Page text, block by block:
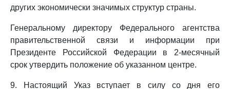
других экономически значимых структур страны.
Генеральному директору Федерального агентства
правительственной связи и информации при
Президенте Российской Федерации в 2-месячный
срок утвердить положение об указанном центре.
9. Настоящий Указ вступает в силу со дня его